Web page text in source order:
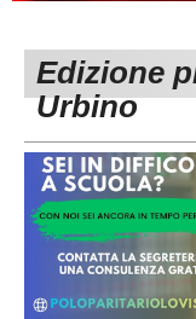
1^ CATEGORIA
3^ CATEGORIA
GIOVANILI
Edizione
Urbino